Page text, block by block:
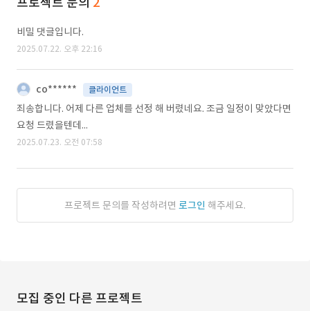
비밀 댓글입니다.
2025.07.22. 오후 22:16
co****** 클라이언트
죄송합니다. 어제 다른 업체를 선정 해 버렸네요. 조금 일정이 맞았다면
요청 드렸을텐데...
2025.07.23. 오전 07:58
프로젝트 문의를 작성하려면 로그인 해주세요.
모집 중인 다른 프로젝트